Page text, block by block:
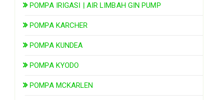
POMPA IRIGASI | AIR LIMBAH GIN PUMP
POMPA KARCHER
POMPA KUNDEA
POMPA KYODO
POMPA MCKARLEN